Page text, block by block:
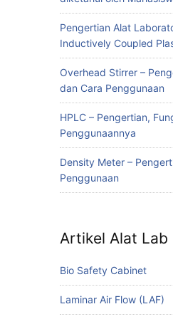
Pengertian Alat
Inductively Coupled
Overhead Stirrer –
dan Cara Penggunaan
HPLC – Pengertian,
Penggunaannya
Density Meter –
Penggunaan
Artikel Alat Lab
Bio Safety Cabinet
Laminar Air Flow (LAF)